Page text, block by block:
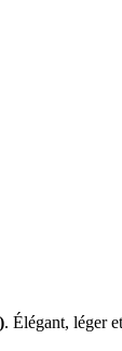
. Élégant, léger et